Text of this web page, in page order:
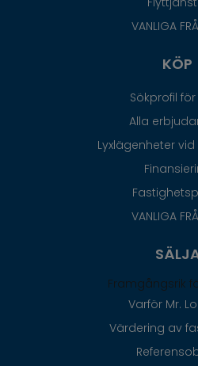
VANLIGA
KÖP
Sökprofil
Alla
Lyxlägenheter
VANLIGA
Framgångsrik
Varför Mr.
Värdering av